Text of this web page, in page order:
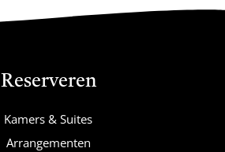
Reserveren
Kamers & Suites
Arrangementen